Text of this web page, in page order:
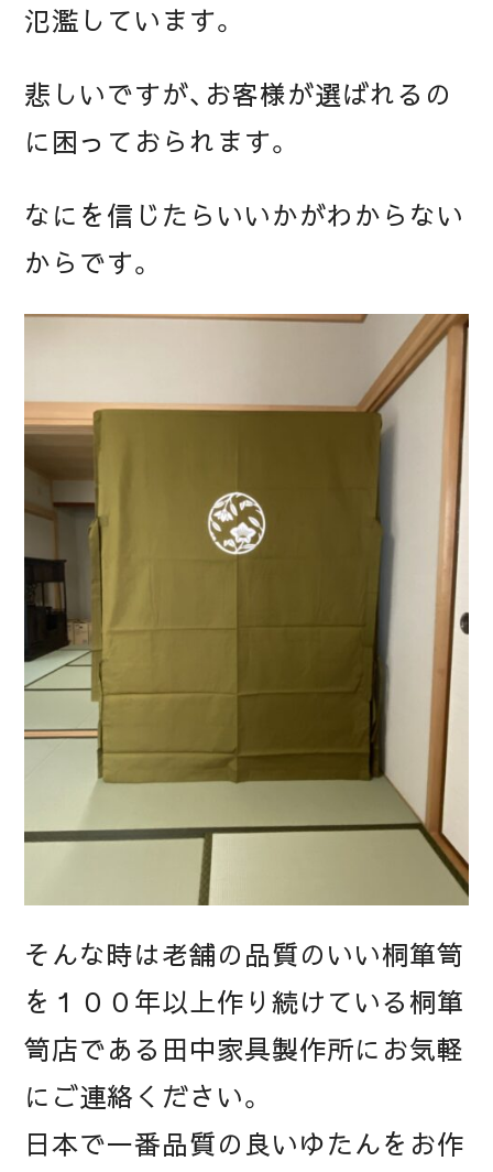
氾濫しています。
悲しいですが、お客様が選ばれるの
に困っておられます。
なにを信じたらいいかがわからない
からです。
そんな時は老舗の品質のいい桐箪笥
を１００年以上作り続けている桐箪
笥店である田中家具製作所にお気軽
にご連絡ください。
日本で一番品質の良いゆたんをお作